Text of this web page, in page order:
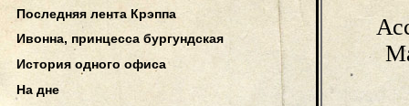
Последняя лента Крэппа
Ивонна, принцесса бургундская
История одного офиса
На дне